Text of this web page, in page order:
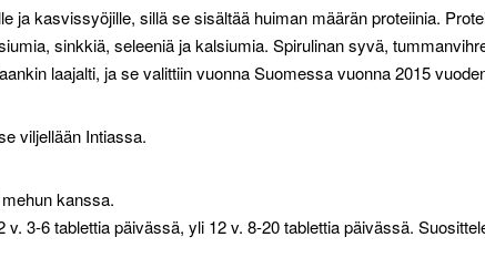
ja kasvissyöjille, sillä se sisältää huiman määrän proteiinia.
sinkkiä, seleeniä ja kalsiumia. Spirulinan syvä,
laajalti, ja se valittiin vuonna Suomessa vuonna 2015
viljellään Intiassa.
kanssa.
3-6 tablettia päivässä, yli 12 v. 8-20 tablettia päivässä.